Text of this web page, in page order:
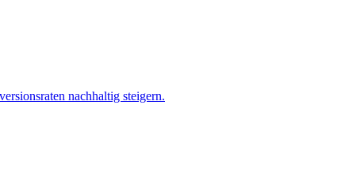
nachhaltig steigern.